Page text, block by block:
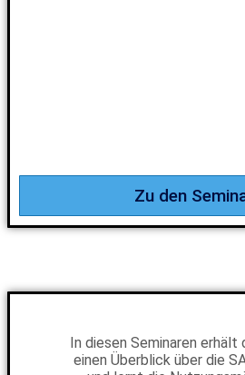
Zu den
In diesen Seminaren erhält
einen Überblick über die